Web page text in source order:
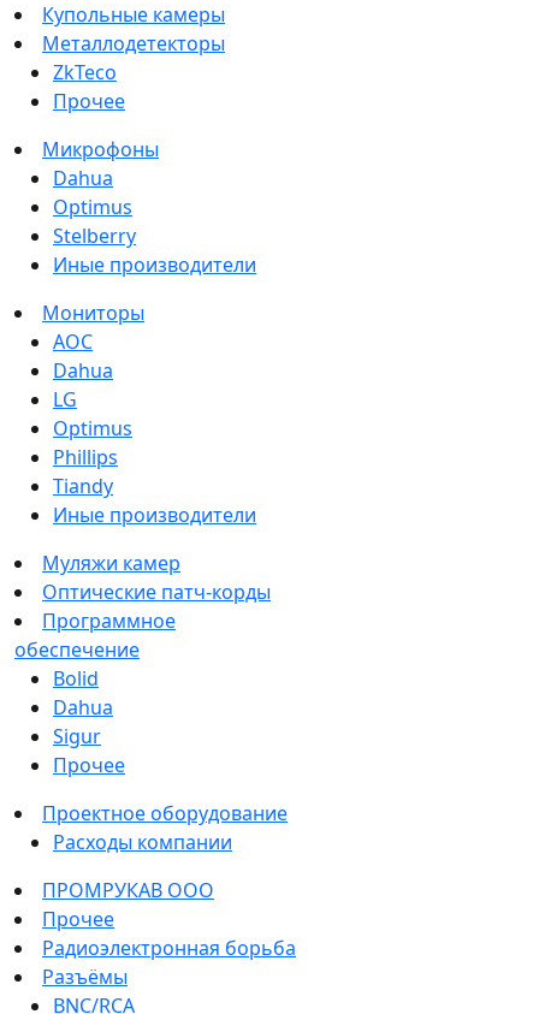
Купольные камеры
Металлодетекторы
ZkTeco
Прочее
Микрофоны
Dahua
Optimus
Stelberry
Иные производители
Мониторы
AOC
Dahua
LG
Optimus
Phillips
Tiandy
Иные производители
Муляжи камер
Оптические патч-корды
Программное
обеспечение
Bolid
Dahua
Sigur
Прочее
Проектное оборудование
Расходы компании
ПРОМРУКАВ ООО
Прочее
Радиоэлектронная борьба
Разъёмы
BNC/RCA